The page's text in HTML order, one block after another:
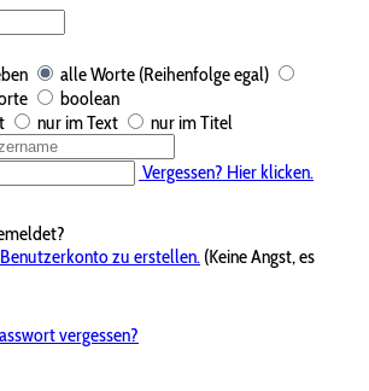
alle Worte (Reihenfolge egal)
boolean
nur im Text
nur im Titel
Vergessen? Hier klicken.
Benutzerkonto zu erstellen. (Keine Angst, es
vergessen?